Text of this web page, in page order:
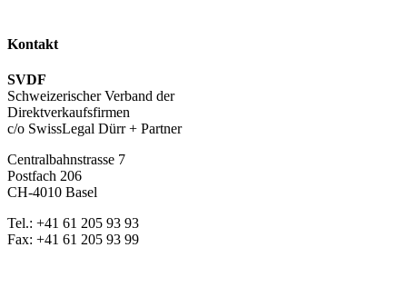
Kontakt
SVDF
Schweizerischer Verband der
Direktverkaufsfirmen
c/o SwissLegal Dürr + Partner
Centralbahnstrasse 7
Postfach 206
CH-4010 Basel
Tel.: +41 61 205 93 93
Fax: +41 61 205 93 99